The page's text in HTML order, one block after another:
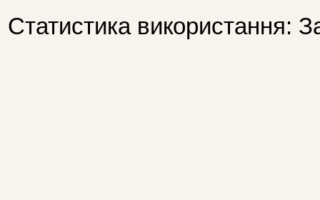
Статистика використання: